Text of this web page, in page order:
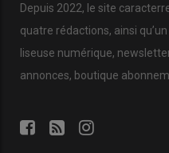
Depuis 2022, le site
quatre rédactions, ainsi
liseuse numérique,
annonces, boutique